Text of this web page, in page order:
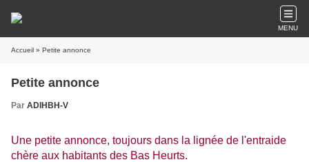
MENU
Accueil » Petite annonce
Petite annonce
Par ADIHBH-V
Une petite annonce, toujours dans la lignée de l'entraide
chère aux habitants des Bas Heurts.